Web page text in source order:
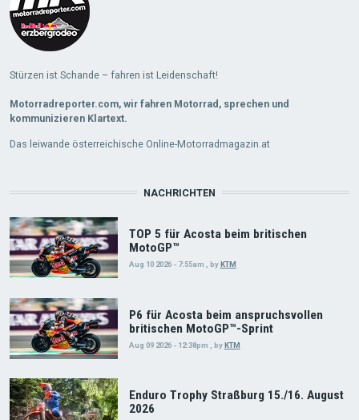
Stürzen ist Schande – fahren ist Leidenschaft!
Motorradreporter.com, wir fahren Motorrad, sprechen und
kommunizieren Klartext.
Das leiwande österreichische Online-Motorradmagazin.at
NACHRICHTEN
TOP 5 für Acosta beim britischen
MotoGP™
Aug 10 2026 - 7:55am byKTM
P6 für Acosta beim anspruchsvollen
britischen MotoGP™-Sprint
Aug 09 2026 - 12:38pm byKTM
Enduro Trophy Straßburg 15./16. August
2026